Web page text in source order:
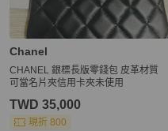
Chanel
CHANEL 銀標長版零錢包 皮革材質
可當名片夾信用卡夾未使用
TWD 35,000
現折 800